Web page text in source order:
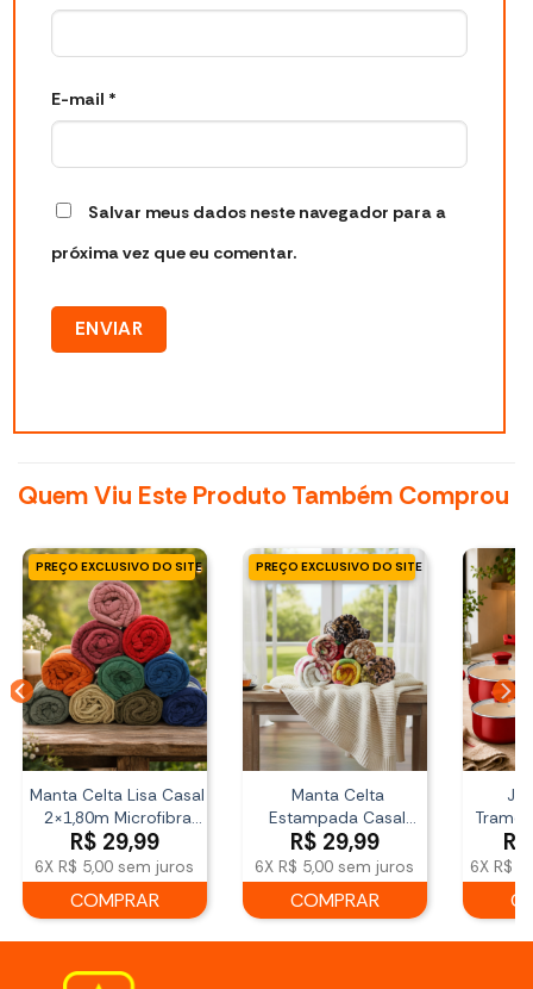
E-mail *
Salvar meus dados neste navegador para a
próxima vez que eu comentar.
Quem Viu Este Produto Também Comprou
Manta Celta Lisa Casal
2×1,80m Microfibra
Sortida
R$29,99
6XR$ 5,00 sem juros
PREÇO EXCLUSIVO DO SITE
COMPRAR
Manta Celta
Estampada Casal
180x200cm Corttex
Conforto
R$29,99
6XR$ 5,00 sem juros
PREÇO EXCLUSIVO DO SITE
COMPRAR
R$
6XR$